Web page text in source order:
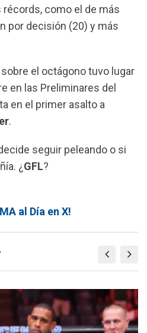
como el de más
por decisión (20) y más
el octágono tuvo lugar
en las Preliminares del
en el primer asalto a
.
seguir peleando o si
¿GFL?
al Día en X!